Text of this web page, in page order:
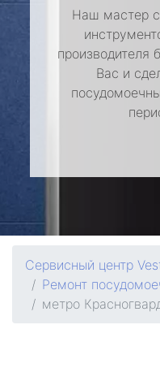
Наш мастер
производителя
Вас и
Сервисный центр
Ремонт
метро